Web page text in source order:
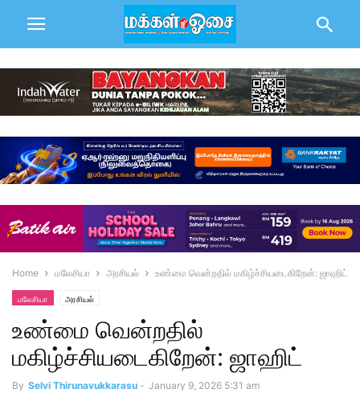
Home மலேசியா அரசியல் உண்மை வென்றதில் மகிழ்ச்சியடைகிறேன்: ஜாஹிட்
மலேசியா அரசியல்
உண்மை வென்றதில்
மகிழ்ச்சியடைகிறேன்: ஜாஹிட்
By Selvi Thirunavukkarasu - January 9, 2026 5:31 am